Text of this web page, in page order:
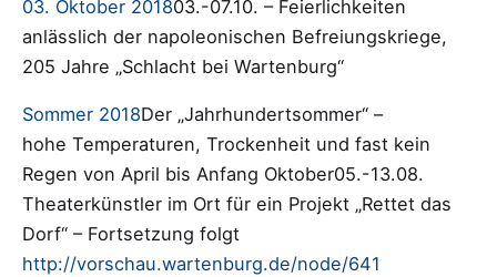
03. Oktober 201803.-07.10. – Feierlichkeiten
anlässlich der napoleonischen Befreiungskriege,
205 Jahre „Schlacht bei Wartenburg“
Sommer 2018Der „Jahrhundertsommer“ –
hohe Temperaturen, Trockenheit und fast kein
Regen von April bis Anfang Oktober05.-13.08.
Theaterkünstler im Ort für ein Projekt „Rettet das
Dorf“ – Fortsetzung folgt
http://vorschau.wartenburg.de/node/641